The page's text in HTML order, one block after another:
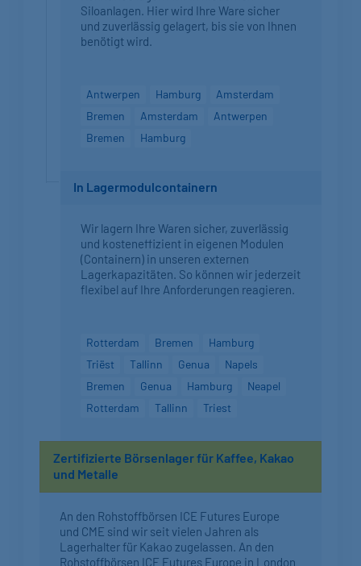
Siloanlagen. Hier wird Ihre Ware sicher
und zuverlässig gelagert, bis sie von Ihnen
benötigt wird.
Antwerpen Hamburg
Amsterdam
Bremen
Amsterdam
Antwerpen
Bremen
Hamburg
In Lagermodulcontainern
Wir lagern Ihre Waren sicher, zuverlässig
und kosteneffizient in eigenen Modulen
(Containern) in unseren externen
Lagerkapazitäten. So können wir jederzeit
flexibel auf Ihre Anforderungen reagieren.
Rotterdam Bremen
Hamburg
Triëst
Tallinn Genua
Napels
Bremen
Genua Hamburg
Neapel
Rotterdam
Tallinn Triest
Zertifizierte Börsenlager für Kaffee, Kakao
und Metalle
An den Rohstoffbörsen ICE Futures Europe
und CME sind wir seit vielen Jahren als
Lagerhalter für Kakao zugelassen. An den
Rohstoffbörsen ICE Futures Europe in London